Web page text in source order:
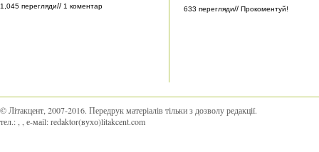
1,045 перегляди// 1 коментар 633 перегляди// Прокоментуй!
© Літакцент, 2007-2016. Передрук матеріалів тільки з дозволу редакції.
тел.:
, е-маіl:redaktor(вухо)litakcent.com